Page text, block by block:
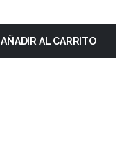
AÑADIR AL CARRITO